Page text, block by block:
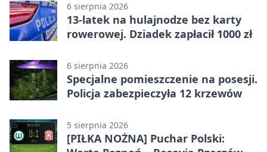
6 sierpnia 2026
13-latek na hulajnodze bez karty
rowerowej. Dziadek zapłacił 1000 zł
6 sierpnia 2026
Specjalne pomieszczenie na posesji.
Policja zabezpieczyła 12 krzewów
5 sierpnia 2026
[PIŁKA NOŻNA] Puchar Polski: